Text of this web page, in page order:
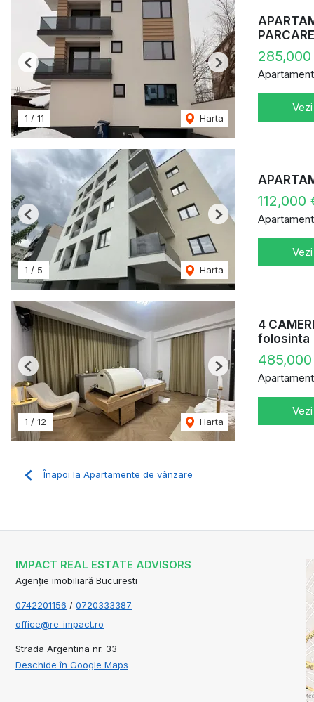
1 / 11 Harta
Previous Next
PARCARE
1 / 5 Harta
Previous Next
112,000
1 / 12 Harta
Previous Next
4
folosinta
Înapoi la Apartamente de vânzare
IMPACT REAL ESTATE ADVISORS
Agenție imobiliară Bucuresti
0742201156 / 0720333387
office@re-impact.ro
Strada Argentina nr. 33
Deschide în Google Maps